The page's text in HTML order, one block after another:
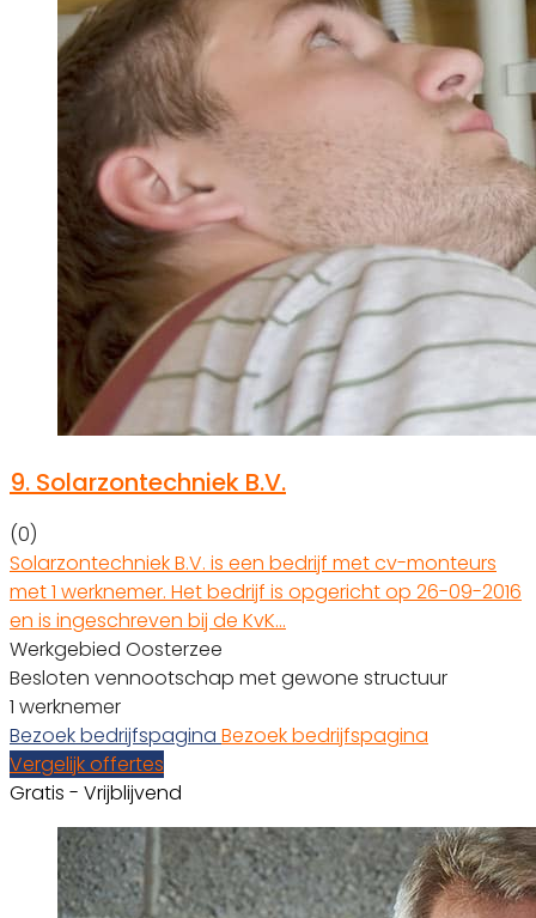
9. Solarzontechniek B.V.
(0)
Solarzontechniek B.V. is een bedrijf met cv-monteurs
met 1 werknemer. Het bedrijf is opgericht op 26-09-2016
en is ingeschreven bij de KvK…
Werkgebied Oosterzee
Besloten vennootschap met gewone structuur
1 werknemer
Bezoek bedrijfspagina Bezoek bedrijfspagina
Vergelijk offertes
Gratis - Vrijblijvend